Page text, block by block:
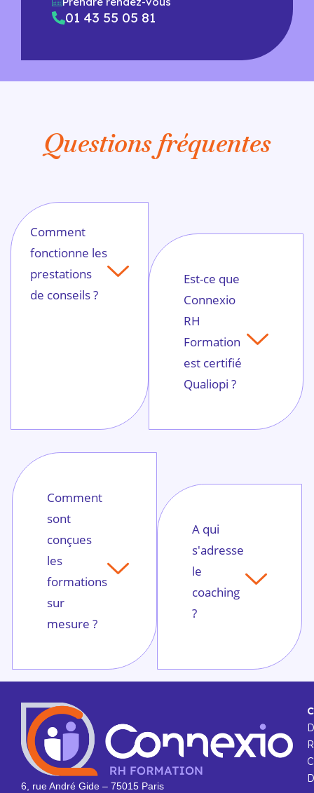
01 43 55 05 81
Questions fréquentes
Comment
fonctionne les
prestations
de conseils ?
Est-ce que
Connexio
RH
Formation
est certifié
Qualiopi ?
Comment
sont
conçues
les
formations
sur
mesure ?
A qui
s'adresse
le
coaching
?
6, rue André Gide – 75015 Paris